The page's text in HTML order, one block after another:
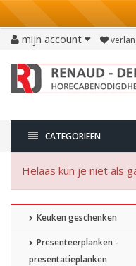
mijn account
CATEGORIEËN
Helaas kun je niet als
Keuken geschenken
Presenteerplanken -
presentatieplanken